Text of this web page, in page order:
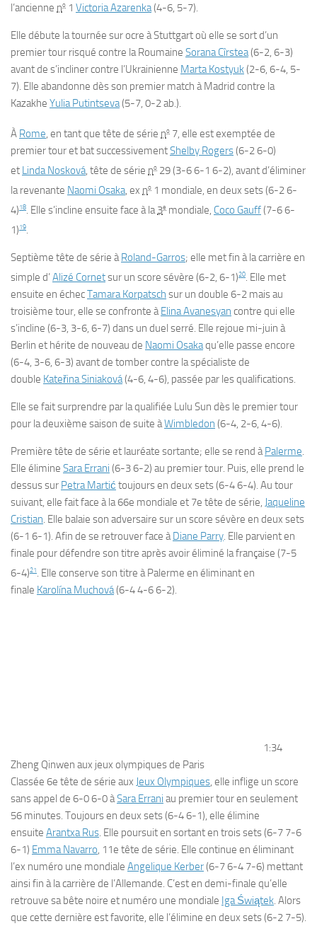
l’ancienne no 1 Victoria Azarenka(4-6, 5-7).
Elle débute la tournée sur ocre à Stuttgart où elle se sort d’un
premier tour risqué contre la Roumaine Sorana Cîrstea(6-2, 6-3)
avant de s’incliner contre l’Ukrainienne Marta Kostyuk(2-6, 6-4, 5-
7). Elle abandonne dès son premier match à Madrid contre la
Kazakhe Yulia Putintseva(5-7, 0-2 ab.).
À Rome, en tant que tête de série no 7, elle est exemptée de
premier tour et bat successivementShelby Rogers(6-2 6-0)
et Linda Nosková, tête de série no 29 (3-6 6-1 6-2), avant d’éliminer
la revenante Naomi Osaka, ex no 1 mondiale, en deux sets (6-2 6-
4)18. Elle s’incline ensuite face à la3e mondiale, Coco Gauff(7-6 6-
1)19.
Septième tête de série àRoland-Garros; elle met fin à la carrière en
simple d’Alizé Cornetsur un score sévère (6-2, 6-1)20. Elle met
ensuite en échecTamara Korpatsch sur un double 6-2 mais au
troisième tour, elle se confronte àElina Avanesyan contre qui elle
s’incline (6-3, 3-6, 6-7) dans un duel serré. Elle rejoue mi-juin à
Berlin et hérite de nouveau de Naomi Osakaqu’elle passe encore
(6-4, 3-6, 6-3) avant de tomber contre la spécialiste de
double Kateřina Siniaková(4-6, 4-6), passée par les qualifications.
Elle se fait surprendre par la qualifiée Lulu Sun dès le premier tour
pour la deuxième saison de suite àWimbledon (6-4, 2-6, 4-6).
Première tête de série et lauréate sortante; elle se rend àPalerme.
Elle élimine Sara Errani (6-3 6-2) au premier tour. Puis, elle prend le
dessus sur Petra Martić toujours en deux sets (6-4 6-4). Au tour
suivant, elle fait face à la 66e mondiale et 7e tête de série, Jaqueline
Cristian. Elle balaie son adversaire sur un score sévère en deux sets
(6-1 6-1). Afin de se retrouver face àDiane Parry. Elle parvient en
finale pour défendre son titre après avoir éliminé la française (7-5
6-4)21. Elle conserve son titre à Palerme en éliminant en
finale Karolína Muchová(6-4 4-6 6-2).
1:34
Zheng Qinwen aux jeux olympiques de Paris
Classée 6e tête de série aux Jeux Olympiques, elle inflige un score
sans appel de 6-0 6-0 àSara Errani au premier tour en seulement
56 minutes. Toujours en deux sets (6-4 6-1), elle élimine
ensuite Arantxa Rus. Elle poursuit en sortant en trois sets (6-7 7-6
6-1) Emma Navarro, 11e tête de série. Elle continue en éliminant
l’ex numéro une mondiale Angelique Kerber(6-7 6-4 7-6) mettant
ainsi fin à la carrière de l’Allemande. C’est en demi-finale qu’elle
retrouve sa bête noire et numéro une mondiale Iga Świątek. Alors
que cette dernière est favorite, elle l’élimine en deux sets (6-2 7-5).